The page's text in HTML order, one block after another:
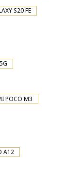
S20 FE
POCO M3
A12